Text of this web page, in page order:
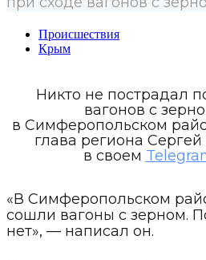
Происшествия
Крым
Никто не пострадал
вагонов с
в Симферопольском
глава региона
в своем
«В Симферопольском
сошли вагоны с зерном.
нет», — написал он.